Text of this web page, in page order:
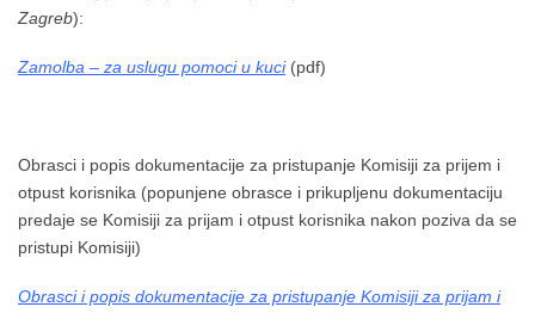
Zagreb):
Zamolba – za uslugu pomoci u kuci(pdf)
Obrasci i popis dokumentacije za pristupanje Komisiji za prijem i
otpust korisnika (popunjene obrasce i prikupljenu dokumentaciju
predaje se Komisiji za prijam i otpust korisnika nakon poziva da se
pristupi Komisiji)
Obrasci i popis dokumentacije za pristupanje Komisiji za prijam i